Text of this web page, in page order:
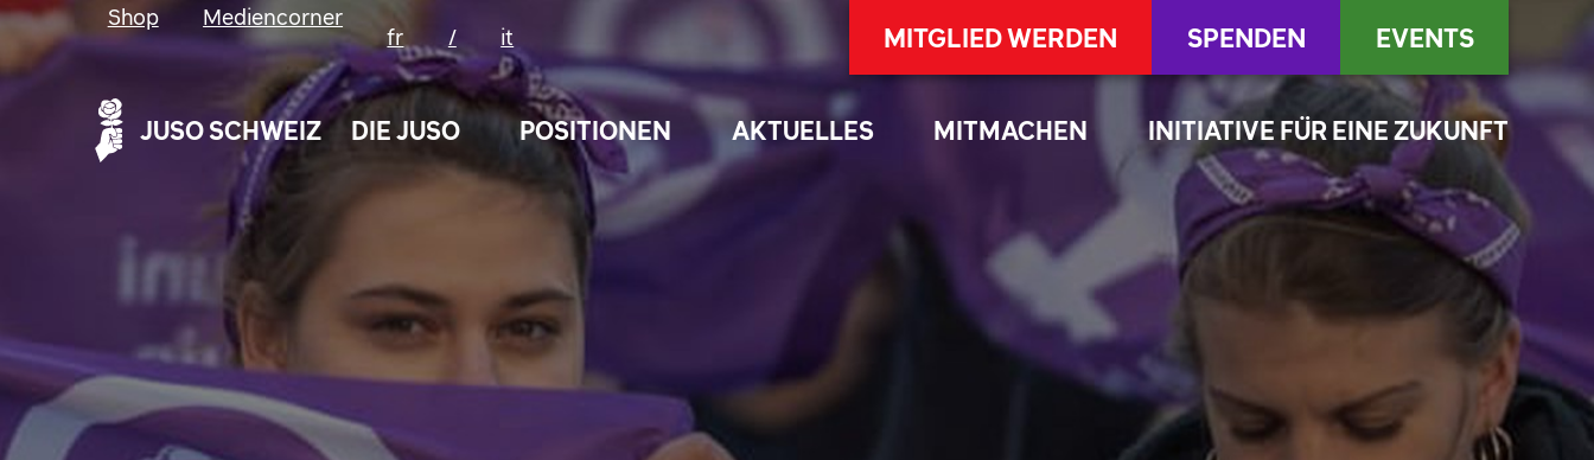
JUSO SCHWEIZ DIE JUSO POSITIONEN AKTUELLES MITMACHEN INITIATIVE FÜR EINE ZUKUNFT
Shop
Mediencorner
fr
/ it MITGLIED WERDEN SPENDEN EVENTS